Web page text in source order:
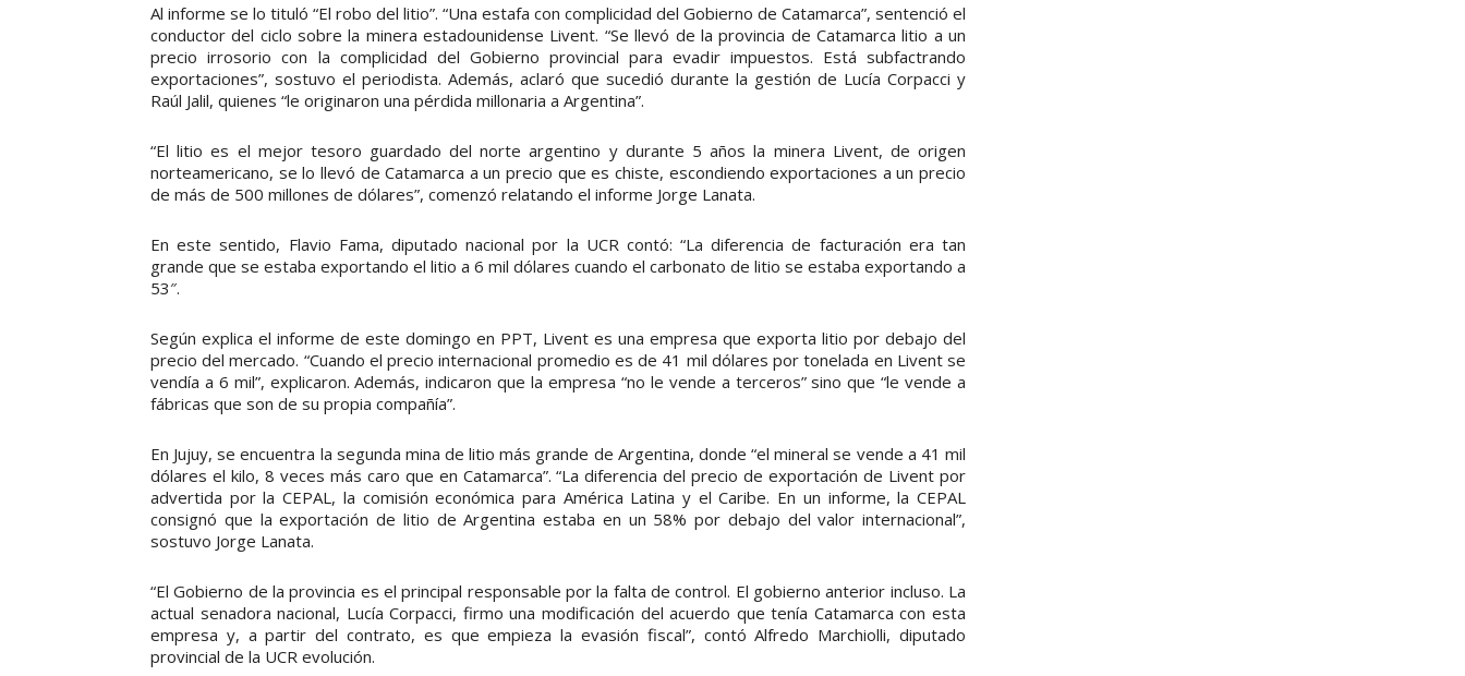
Al informe se lo tituló “El robo del litio”. “Una estafa con complicidad del Gobierno de Catamarca”, sentenció el
conductor del ciclo sobre la minera estadounidense Livent. “Se llevó de la provincia de Catamarca litio a un
precio irrosorio con la complicidad del Gobierno provincial para evadir impuestos. Está subfactrando
exportaciones”, sostuvo el periodista. Además, aclaró que sucedió durante la gestión de Lucía Corpacci y
Raúl Jalil, quienes “le originaron una pérdida millonaria a Argentina”.
“El litio es el mejor tesoro guardado del norte argentino y durante 5 años la minera Livent, de origen
norteamericano, se lo llevó de Catamarca a un precio que es chiste, escondiendo exportaciones a un precio
de más de 500 millones de dólares”, comenzó relatando el informe Jorge Lanata.
En este sentido, Flavio Fama, diputado nacional por la UCR contó: “La diferencia de facturación era tan
grande que se estaba exportando el litio a 6 mil dólares cuando el carbonato de litio se estaba exportando a
53″.
Según explica el informe de este domingo en PPT, Livent es una empresa que exporta litio por debajo del
precio del mercado. “Cuando el precio internacional promedio es de 41 mil dólares por tonelada en Livent se
vendía a 6 mil”, explicaron. Además, indicaron que la empresa “no le vende a terceros” sino que “le vende a
fábricas que son de su propia compañía”.
En Jujuy, se encuentra la segunda mina de litio más grande de Argentina, donde “el mineral se vende a 41 mil
dólares el kilo, 8 veces más caro que en Catamarca”. “La diferencia del precio de exportación de Livent por
advertida por la CEPAL, la comisión económica para América Latina y el Caribe. En un informe, la CEPAL
consignó que la exportación de litio de Argentina estaba en un 58% por debajo del valor internacional”,
sostuvo Jorge Lanata.
“El Gobierno de la provincia es el principal responsable por la falta de control. El gobierno anterior incluso. La
actual senadora nacional, Lucía Corpacci, firmo una modificación del acuerdo que tenía Catamarca con esta
empresa y, a partir del contrato, es que empieza la evasión fiscal”, contó Alfredo Marchiolli, diputado
provincial de la UCR evolución.